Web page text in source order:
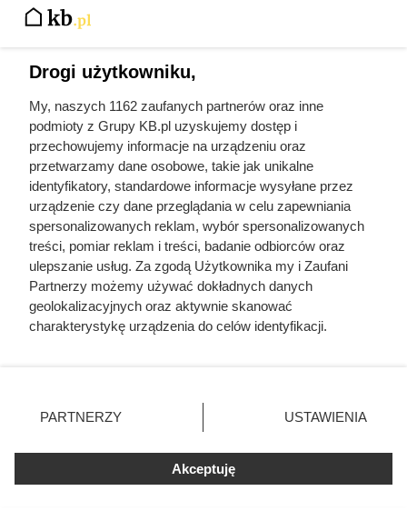
Na ile naprawdę wystarcza tona
pelletu? Prosty przelicznik dla
domu 140 m²
Drogi użytkowniku,
My, naszych 1162 zaufanych partnerów oraz inne
podmioty z Grupy KB.pl uzyskujemy dostęp i
przechowujemy informacje na urządzeniu oraz
przetwarzamy dane osobowe, takie jak unikalne
identyfikatory, standardowe informacje wysyłane przez
urządzenie czy dane przeglądania w celu zapewniania
spersonalizowanych reklam, wybór spersonalizowanych
treści, pomiar reklam i treści, badanie odbiorców oraz
ulepszanie usług. Za zgodą Użytkownika my i Zaufani
Partnerzy możemy używać dokładnych danych
geolokalizacyjnych oraz aktywnie skanować
charakterystykę urządzenia do celów identyfikacji.
zmienić/wycofać klikając przycisk ustawień prywatności
znajdujący się w lewym dolnym rogu strony. Niektóre
użytkownika, ale masz prawo sprzeciwić się takiemu
przetwarzaniu. Preferencje będą miały zastosowania tylko
PARTNERZY USTAWIENIA
Akceptuję